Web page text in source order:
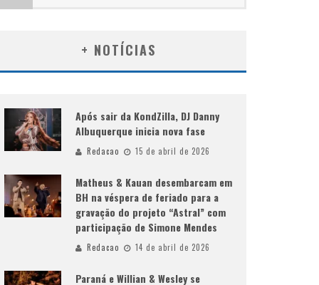
+ NOTÍCIAS
Após sair da KondZilla, DJ Danny
Albuquerque inicia nova fase
Redacao 15 de abril de 2026
Matheus & Kauan desembarcam em
BH na véspera de feriado para a
gravação do projeto “Astral” com
participação de Simone Mendes
Redacao 14 de abril de 2026
Paraná e Willian & Wesley se